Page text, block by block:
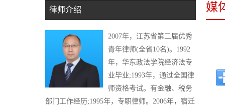
律师介绍
2007年，江苏省第二届优秀
青年律师(全省10名)。1992
年，华东政法学院经济法专
业毕业;1993年，通过全国律
师资格考试。有金融、税务
部门工作经历;1995年，专职律师。2006年，宿迁
媒